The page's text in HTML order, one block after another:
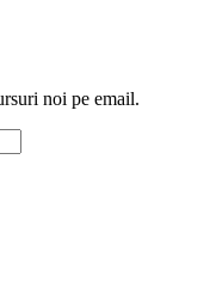
noi pe email.